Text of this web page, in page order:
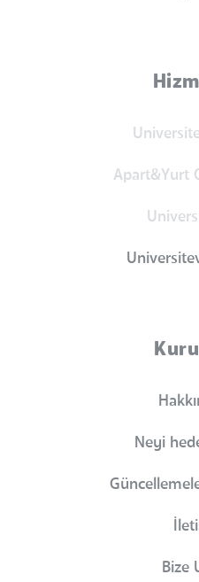
Apart&Yurt
Neyi
Bize